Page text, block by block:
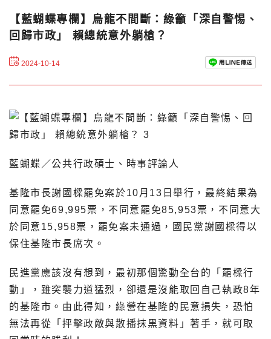
【藍蝴蝶專欄】烏龍不間斷：綠籲「深自警惕、
回歸市政」 賴總統意外躺槍？
2024-10-14
藍蝴蝶／公共行政碩士、時事評論人
基隆市長謝國樑罷免案於10月13日舉行，最終結果為
同意罷免69,995票，不同意罷免85,953票，不同意大
於同意15,958票，罷免案未通過，國民黨謝國樑得以
保住基隆市長席次。
民進黨應該沒有想到，最初那個驚動全台的「罷樑行
動」，雖突襲力道猛烈，卻還是沒能取回自己執政8年
的基隆市。由此得知，綠營在基隆的民意損失，恐怕
無法再從「抨擊政敵與散播抹黑資料」著手，就可取